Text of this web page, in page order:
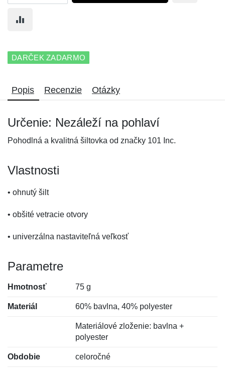
DARČEK ZADARMO
Popis Recenzie Otázky
Určenie: Nezáleží na pohlaví
Pohodlná a kvalitná šiltovka od značky 101 Inc.
Vlastnosti
• ohnutý šilt
• obšité vetracie otvory
• univerzálna nastaviteľná veľkosť
Parametre
Hmotnosť 75 g
Materiál 60% bavlna, 40% polyester
Materiálové zloženie: bavlna +
polyester
Obdobie celoročné